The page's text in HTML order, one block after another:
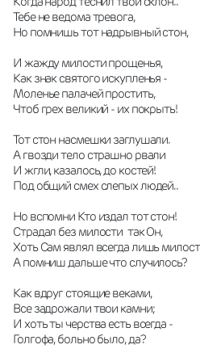
Тебе не ведома тревога,
Но помнишь тот надрывный стон,
И жажду милости прощенья,
Как знак святого искупленья -
Моленье палачей простить,
Чтоб грех великий - их покрыть!
Тот стон насмешки заглушали.
А гвозди тело страшно рвали
И жгли, казалось, до костей!
Под общий смех слепых людей..
Но вспомни Кто издал тот стон!
Страдал без милости  так Он,
Хоть Сам являл всегда лишь
А помниш дальше что случилось?
Как вдруг стоящие веками,
Все задрожали твои камни;
И хоть ты черства есть всегда -
Голгофа, больно было, да?